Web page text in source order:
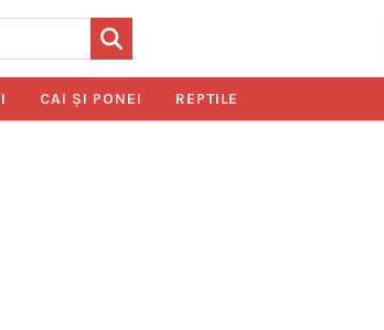
CAI ŞI PONEI REPTILE